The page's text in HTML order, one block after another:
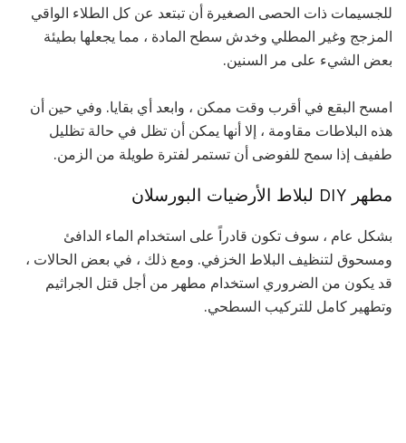
للجسيمات ذات الحصى الصغيرة أن تبتعد عن كل الطلاء الواقي
المزجج وغير المطلي وخدش سطح المادة ، مما يجعلها بطيئة
بعض الشيء على مر السنين.
امسح البقع في أقرب وقت ممكن ، وابعد أي بقايا. وفي حين أن
هذه البلاطات مقاومة ، إلا أنها يمكن أن تظل في حالة تظليل
طفيف إذا سمح للفوضى أن تستمر لفترة طويلة من الزمن.
مطهر DIY لبلاط الأرضيات البورسلان
بشكل عام ، سوف تكون قادراً على استخدام الماء الدافئ
ومسحوق لتنظيف البلاط الخزفي. ومع ذلك ، في بعض الحالات ،
قد يكون من الضروري استخدام مطهر من أجل قتل الجراثيم
وتطهير كامل للتركيب السطحي.